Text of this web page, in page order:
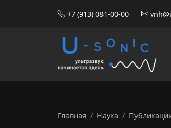
+7 (913) 081-00-00
Главная Наука